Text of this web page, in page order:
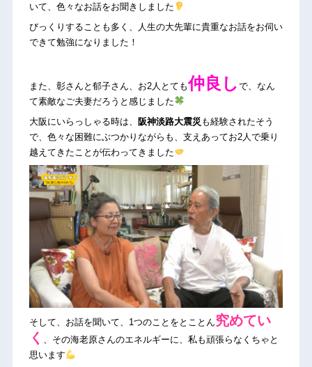
いて、色々なお話をお聞きしました
びっくりすることも多く、人生の大先輩に貴重なお話をお伺い
できて勉強になりました！
また、彰さんと郁子さん、お2人とても仲良し で、なん
て素敵なご夫妻だろうと感じました
大阪にいらっしゃる時は、
阪神淡路大震災 も経験されたそう
で、色々な困難にぶつかりながらも、支えあってお2人で乗り
越えてきたことが伝わってきました
そして、お話を聞いて、1つのことをとことん究めてい
く 、その海老原さんのエネルギーに、私も頑張らなくちゃと
思います